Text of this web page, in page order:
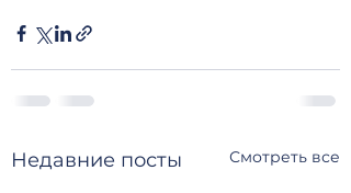
Недавние посты Смотреть все